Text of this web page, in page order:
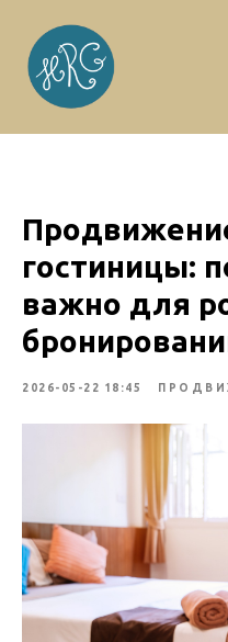
гостиницы:
важно для
2026-05-22 18:45